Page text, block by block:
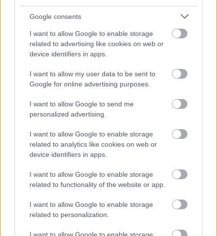
Google consents
I want to allow Google to enable storage
related to advertising like cookies on web or
device identifiers in apps.
I want to allow my user data to be sent to
Google for online advertising purposes.
I want to allow Google to send me
personalized advertising.
I want to allow Google to enable storage
related to analytics like cookies on web or
device identifiers in apps.
I want to allow Google to enable storage
related to functionality of the website or app.
I want to allow Google to enable storage
related to personalization.
Meccs Center
Paris Saint-Germain
Manchester United
Felkészülési szezon 4. mérkőzés
2026-08-08 17:00
Leeds UnitedvsManchester United
AC MilanvsManchester United2026-08-15 18:00
Támogatás